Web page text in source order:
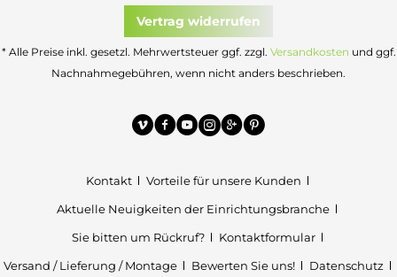
Vertrag widerrufen
* Alle Preise inkl. gesetzl. Mehrwertsteuer ggf. zzgl. Versandkosten und ggf.
Nachnahmegebühren, wenn nicht anders beschrieben.
Kontakt
Vorteile für unsere Kunden
Aktuelle Neuigkeiten der Einrichtungsbranche
Sie bitten um Rückruf?
Kontaktformular
Versand / Lieferung / Montage
Bewerten Sie uns!
Datenschutz